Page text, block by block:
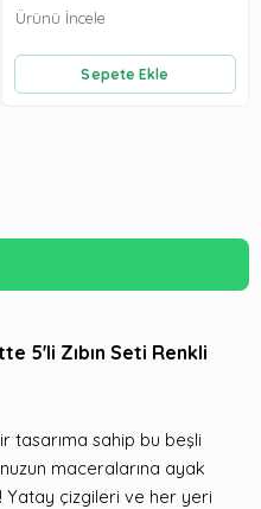
Sepete Ekle
Ürünü İncele
5'li Zıbın Seti Renkli
tasarıma sahip bu beşli
maceralarına ayak
Yatay çizgileri ve her yeri